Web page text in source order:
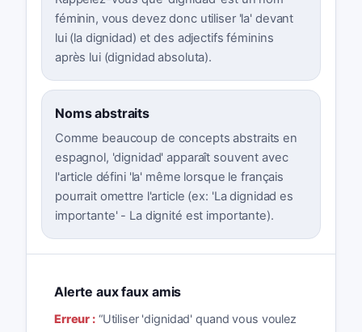
féminin, vous devez donc utiliser 'la' devant
lui (la dignidad) et des adjectifs féminins
après lui (dignidad absoluta).
Noms abstraits
Comme beaucoup de concepts abstraits en
espagnol, 'dignidad' apparaît souvent avec
l'article défini 'la' même lorsque le français
pourrait omettre l'article (ex: 'La dignidad es
importante' - La dignité est importante).
Alerte aux faux amis
Erreur :“Utiliser 'dignidad' quand vous voulez